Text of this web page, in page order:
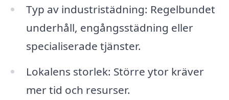
Typ av industristädning: Regelbundet
underhåll, engångsstädning eller
specialiserade tjänster.
Lokalens storlek: Större ytor kräver
mer tid och resurser.